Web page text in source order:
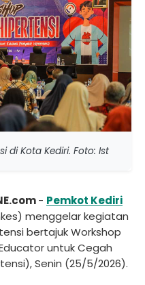
di Kota Kediri. Foto: Ist
- Pemkot Kediri
menggelar kegiatan
bertajuk Workshop
untuk Cegah
Senin (25/5/2026).